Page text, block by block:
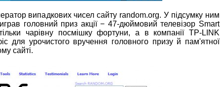
випадкових чисел сайту random.org. У підсумку ним
головний приз акції − 47-дюймовий телевізор Smart
чарівну посмішку фортуни, а в компанії TP-LINK
для урочистого вручення головного призу й пам'ятної
сайті.